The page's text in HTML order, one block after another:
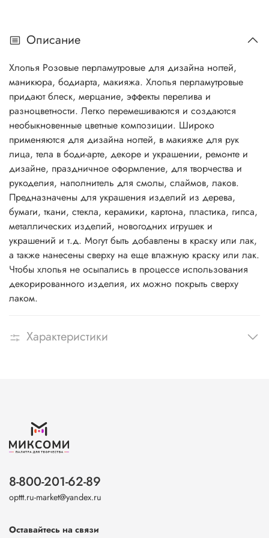
Описание
Хлопья Розовые перламутровые для дизайна ногтей,
маникюра, бодиарта, макияжа. Хлопья перламутровые
придают блеск, мерцание, эффекты перелива и
разноцветности. Легко перемешиваются и создаются
необыкновенные цветные композиции. Широко
применяются для дизайна ногтей, в макияже для рук
лица, тела в боди-арте, декоре и украшении, ремонте и
дизайне, праздничное оформление, для творчества и
рукоделия, наполнитель для смолы, слаймов, лаков.
Предназначены для украшения изделий из дерева,
бумаги, ткани, стекла, керамики, картона, пластика, гипса,
металлических изделий, новогодних игрушек и
украшений и т.д. Могут быть добавлены в краску или лак,
а также нанесены сверху на еще влажную краску или лак.
Чтобы хлопья не осыпались в процессе использования
декорированного изделия, их можно покрыть сверху
лаком.
Характеристики
8-800-201-62-89
opttt.ru-market@yandex.ru
Оставайтесь на связи